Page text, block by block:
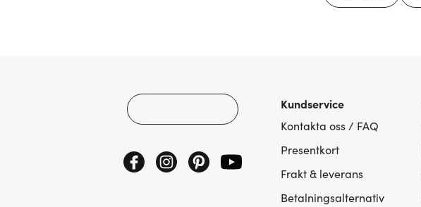
Kundservice
Kontakta oss / FAQ
Presentkort
Frakt & leverans
Betalningsalternativ